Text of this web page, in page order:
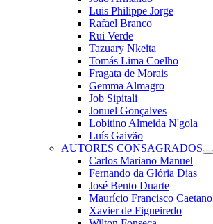
Luis Philippe Jorge
Rafael Branco
Rui Verde
Tazuary Nkeita
Tomás Lima Coelho
Fragata de Morais
Gemma Almagro
Job Sipitali
Jonuel Gonçalves
Lobitino Almeida N'gola
Luís Gaivão
AUTORES CONSAGRADOS
Carlos Mariano Manuel
Fernando da Glória Dias
José Bento Duarte
Maurício Francisco Caetano
Xavier de Figueiredo